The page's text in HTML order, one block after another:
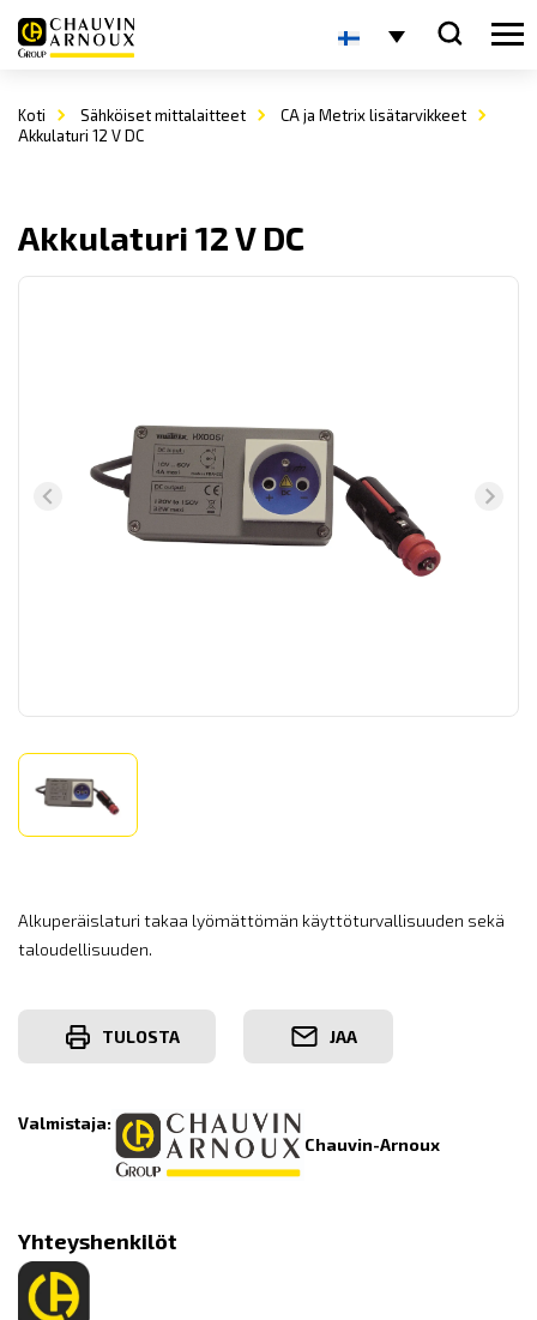
Koti Sähköiset mittalaitteet
CA ja Metrix lisätarvikkeet
Akkulaturi 12 V DC
Akkulaturi 12 V DC
Alkuperäislaturi takaa lyömättömän käyttöturvallisuuden sekä
taloudellisuuden.
TULOSTA JAA
Valmistaja:
Chauvin-Arnoux
Yhteyshenkilöt